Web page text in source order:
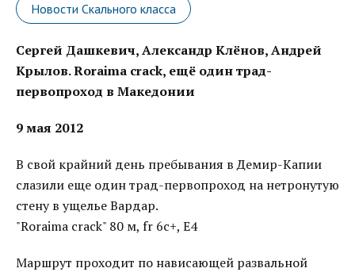
Новости Скального класса
Сергей Дашкевич, Александр Клёнов, Андрей
Крылов. Roraima crack, ещё один трад-
первопроход в Македонии
9 мая 2012
В свой крайний день пребывания в Демир-Капии
слазили еще один трад-первопроход на нетронутую
стену в ущелье Вардар.
"Roraima crack" 80 м, fr 6c+, E4
Маршрут проходит по нависающей развальной